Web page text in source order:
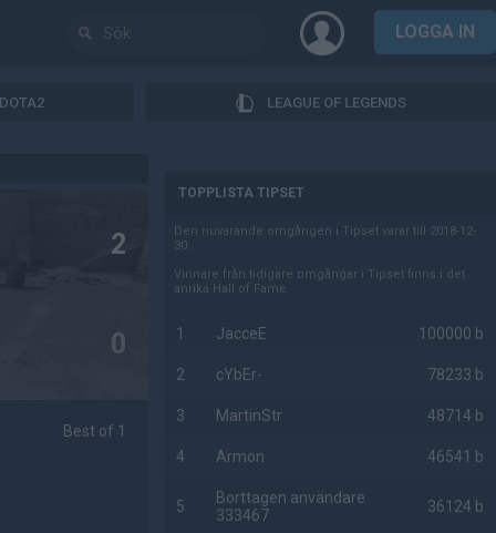
LOGGA IN
DOTA2 LEAGUE OF LEGENDS
2
0
Best of 1
TOPPLISTA TIPSET
Den nuvarande omgången i Tipset varar till 2018-12-
30.
Vinnare från tidigare omgångar i Tipset finns i det
anrika Hall of Fame.
1 JacceE 100000 b
2 cYbEr- 78233 b
3 MartinStr 48714 b
4 Armon 46541 b
5
Borttagen användare
333467
36124 b